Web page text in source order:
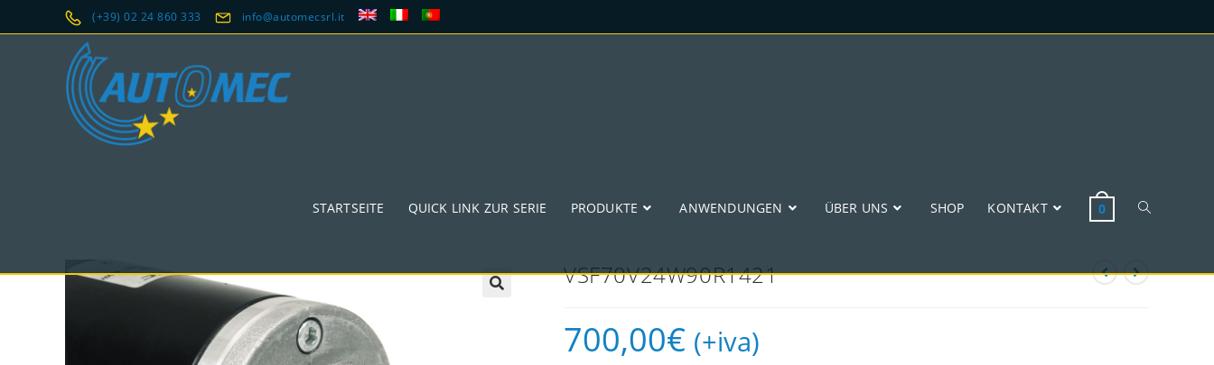
(+39) 02 24 860 333 info@automecsrl.it
STARTSEITE QUICK LINK ZUR SERIE PRODUKTE ANWENDUNGEN ÜBER UNS SHOP KONTAKT 0
VSF70V24W90R1421
700,00€ (+iva)